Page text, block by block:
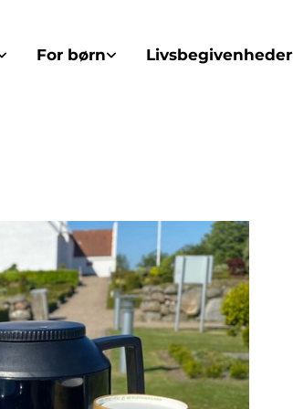
For børn Livsbegivenheder